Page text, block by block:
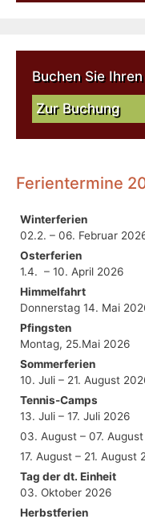
Buchen Sie
Zur Buchung
Ferientermine
Winterferien
02.2. – 06. Februar
Osterferien
1.4. – 10. April 2026
Himmelfahrt
Donnerstag 14. Mai
Pfingsten
Montag, 25.Mai 2026
Sommerferien
10. Juli – 21. August
Tennis-Camps
13. Juli – 17. Juli 2026
03. August – 07.
17. August – 21. August
Tag der dt. Einheit
03. Oktober 2026
Herbstferien